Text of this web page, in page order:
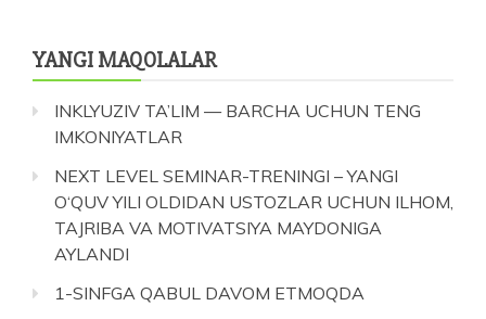
YANGI MAQOLALAR
INKLYUZIV TA’LIM — BARCHA UCHUN TENG
IMKONIYATLAR
NEXT LEVEL SEMINAR-TRENINGI – YANGI
O‘QUV YILI OLDIDAN USTOZLAR UCHUN ILHOM,
TAJRIBA VA MOTIVATSIYA MAYDONIGA
AYLANDI
1-SINFGA QABUL DAVOM ETMOQDA